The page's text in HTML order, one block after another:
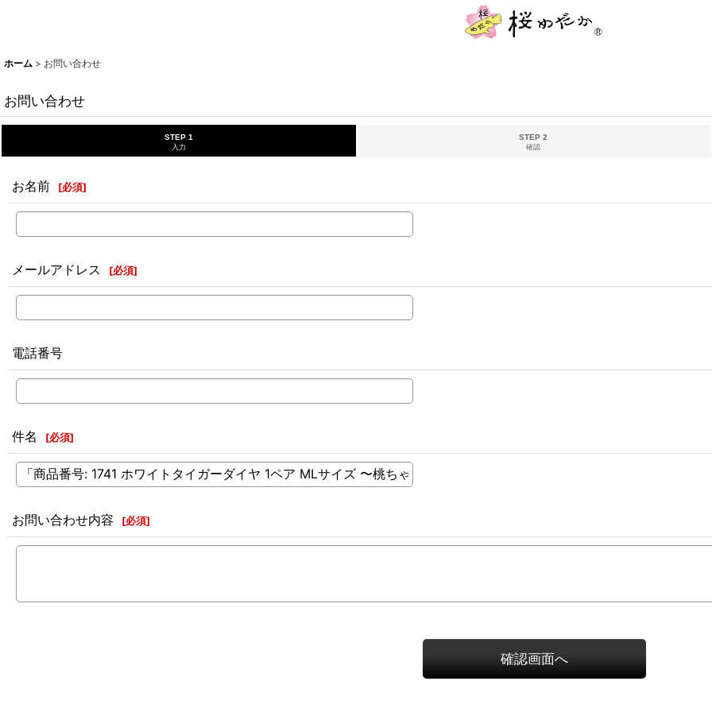
ホーム > お問い合わせ
お問い合わせ
STEP 1
入力
STEP 2
確認
お名前 [必須]
メールアドレス [必須]
電話番号
件名 [必須]
お問い合わせ内容 [必須]
確認画面へ